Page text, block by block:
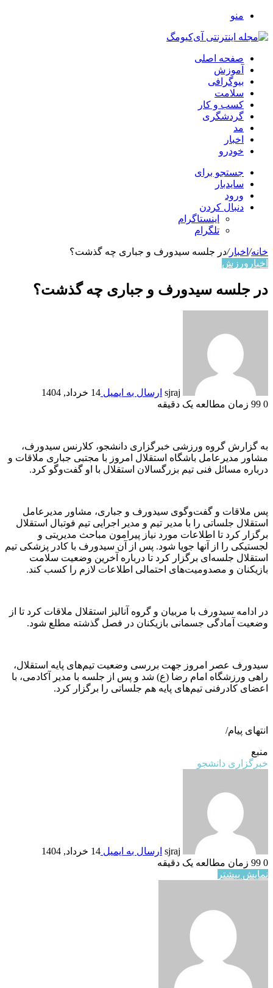
منو
صفحه اصلی
آموزش
بیوگرافی
سلامت
کسب و کار
گردشگری
مد
اخبار
خودرو
جستجو برای
سایدبار
ورود
دنبال کردن
اینستاگرام
تلگرام
خانه/ اخبار/در جلسه سیدورف و جباری چه گذشت؟
اخبار ورزش
در جلسه سیدورف و جباری چه گذشت؟
sjraj ارسال به ایمیل 14 خرداد, 1404
0
زمان مطالعه یک دقیقه
به گزارش گروه ورزشی خبرگزاری دانشجو، کلارنس سیدورف،
مشاور مدیرعامل باشگاه استقلال امروز با مجتبی جباری ملاقات و
درباره مسائل فنی تیم بزرگسالان استقلال با او گفت‌و‌گو کرد.
پس ملاقات و گفت‌وگوی سیدورف و جباری، مشاور مدیرعامل
استقلال جلساتی را با مدیر تیم و مدیر اجرایی تیم فوتبال استقلال
برگزار کرد تا اطلاعات مورد نیاز پیرامون مباحث مدیریتی و
لجستیکی را از آنها جویا شود. پس از آن سیدورف با کادر پزشکی تیم
استقلال جلسه‌ای برگزار کرد تا درباره آخرین وضعیت سلامت
بازیکنان و مصدومیت‌های احتمالی اطلاعات لازم را کسب کند.
در ادامه سیدورف با مربیان و گروه آنالیز استقلال ملاقات کرد تا از
وضعیت آمادگی جسمانی بازیکنان در فصل گذشته مطلع شود.
سیدورف عصر امروز جهت بررسی وضعیت تیم‌های پایه استقلال،
راهی ورزشگاه امام رضا (ع) شد و پس از جلسه با مدیر آکادمی، با
اعضای کادرفنی تیم‌های پایه هم جلساتی را برگزار کرد.
انتهای پیام/
منبع
خبرگزاری دانشجو
sjraj ارسال به ایمیل 14 خرداد, 1404
0
زمان مطالعه یک دقیقه
نمایش بیشتر